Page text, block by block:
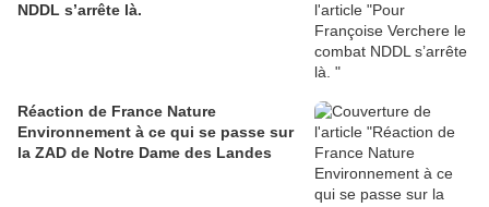
NDDL s’arrête là.
Réaction de France Nature
Environnement à ce qui se passe sur
la ZAD de Notre Dame des Landes